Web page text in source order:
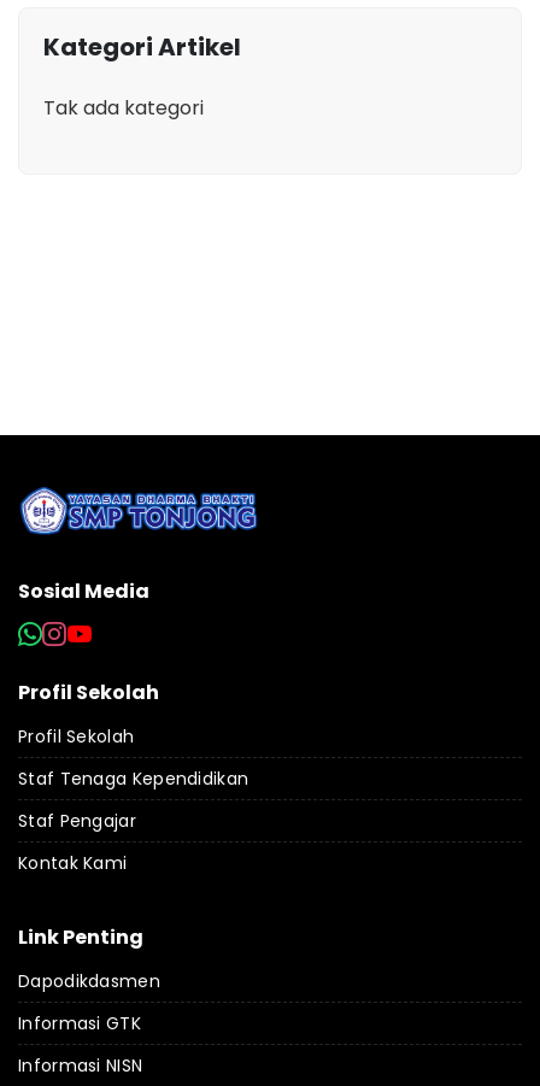
Kategori Artikel
Tak ada kategori
Sosial Media
Profil Sekolah
Profil Sekolah
Staf Tenaga Kependidikan
Staf Pengajar
Kontak Kami
Link Penting
Dapodikdasmen
Informasi GTK
Informasi NISN